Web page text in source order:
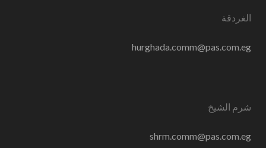
الغردقة
hurghada.comm@pas.com.eg
شرم الشيخ
shrm.comm@pas.com.eg